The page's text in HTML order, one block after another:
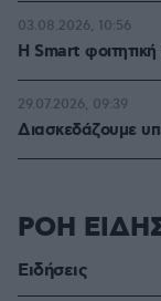
Η Smart
03.08.2026, 10:56
Διασκεδάζουμε
29.07.2026, 09:39
ΡΟΗ
Ειδήσεις